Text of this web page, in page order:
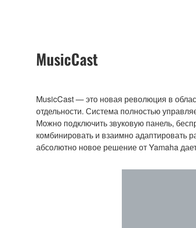
MusicCast
MusicCast — это новая революция в
отдельности. Система полностью
Можно подключить звуковую панель,
комбинировать и взаимно адаптировать
абсолютно новое решение от Yamaha